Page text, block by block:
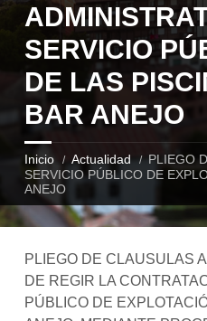
SERVICIO
DE LAS
BAR ANEJO
Inicio Actualidad
PLIEGO
SERVICIO PÚBLICO DE
ANEJO
PLIEGO DE CLAUSULAS
DE REGIR LA
PÚBLICO DE